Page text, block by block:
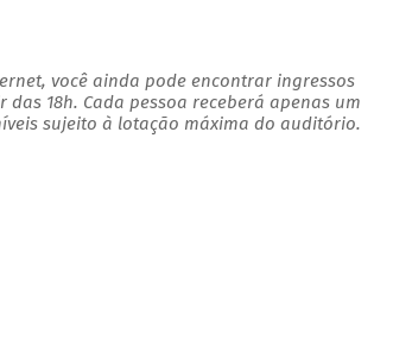
você ainda pode encontrar ingressos
18h. Cada pessoa receberá apenas um
sujeito à lotação máxima do auditório.